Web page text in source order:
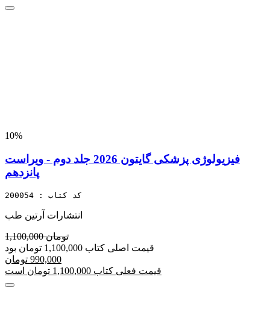
10%
فیزیولوژی پزشکی گایتون 2026 جلد دوم - ویراست
پانزدهم
کد کتاب : 200054
انتشارات آرتین طب
1,100,000 تومان
قیمت اصلی کتاب 1,100,000 تومان بود
990,000 تومان
قیمت فعلی کتاب 1,100,000 تومان است